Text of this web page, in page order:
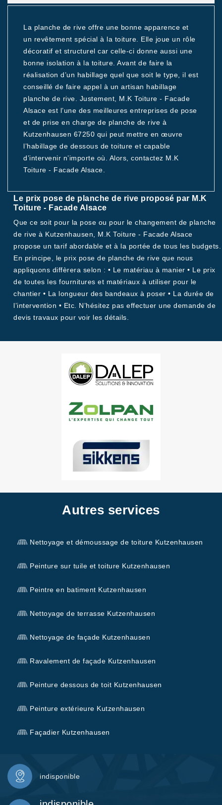
La planche de rive offre une bonne apparence et
un revêtement spécial à la toiture. Elle joue un rôle
décoratif et structurel car celle-ci donne aussi une
bonne isolation à la toiture. Avant de faire la
réalisation d’un habillage quel que soit le type, il est
conseillé de faire appel à un artisan habillage
planche de rive. Justement, M.K Toiture - Facade
Alsace est l’une des meilleures entreprises de pose
et de prise en charge de planche de rive à
Kutzenhausen 67250 qui peut mettre en œuvre
l’habillage de dessous de toiture et capable
d’intervenir n’importe où. Alors, contactez M.K
Toiture - Facade Alsace.
Le prix pose de planche de rive proposé par M.K
Toiture - Facade Alsace
Que ce soit pour la pose ou pour le changement de planche
de rive à Kutzenhausen, M.K Toiture - Facade Alsace
propose un tarif abordable et à la portée de tous les budgets.
En principe, le prix pose de planche de rive que nous
appliquons diffèrera selon : • Le matériau à manier • Le prix
de toutes les fournitures et matériaux à utiliser pour le
chantier • La longueur des bandeaux à poser • La durée de
l’intervention • Etc. N’hésitez pas effectuer une demande de
devis travaux pour voir les détails.
Autres services
Nettoyage et démoussage de toiture Kutzenhausen
Peinture sur tuile et toiture Kutzenhausen
Peintre en batiment Kutzenhausen
Nettoyage de terrasse Kutzenhausen
Nettoyage de façade Kutzenhausen
Ravalement de façade Kutzenhausen
Peinture dessous de toit Kutzenhausen
Peinture extérieure Kutzenhausen
Façadier Kutzenhausen
indisponible